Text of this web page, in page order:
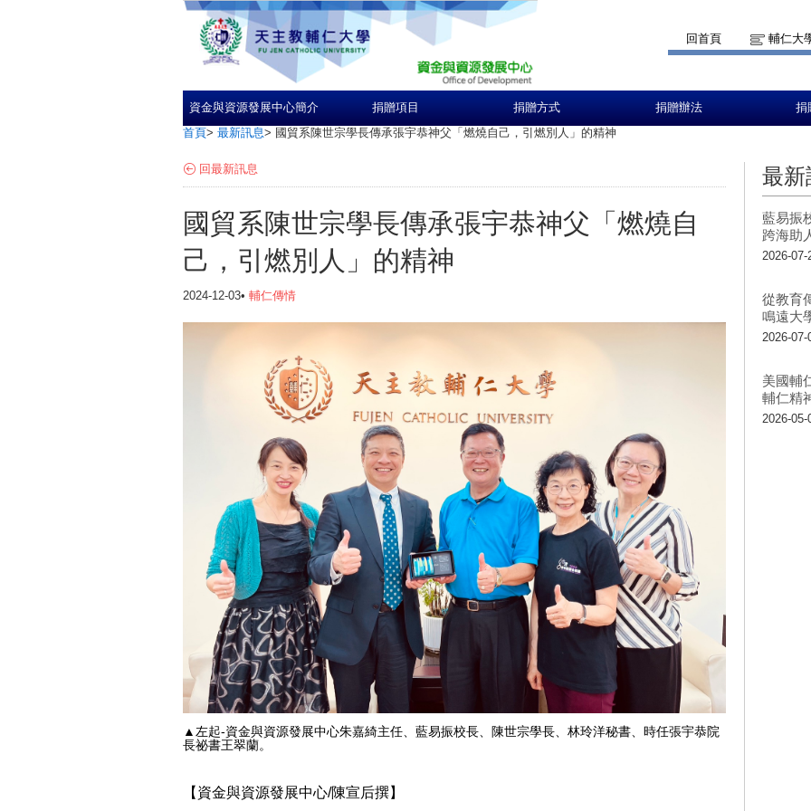
回首頁 輔仁大
資金與資源發展中心簡介 捐贈項目 捐贈方式 捐贈辦法 捐
首頁> 最新訊息> 國貿系陳世宗學長傳承張宇恭神父「燃燒自己，引燃別人」的精神
回最新訊息
國貿系陳世宗學長傳承張宇恭神父「燃燒自
己，引燃別人」的精神
2024-12-03• 輔仁傳情
▲左起-資金與資源發展中心朱嘉綺主任、藍易振校長、陳世宗學長、林玲洋秘書、時任張宇恭院
長祕書王翠蘭。
【資金與資源發展中心/陳宣后撰】
最新
藍易振
跨海助
2026-07-
從教育
鳴遠大
2026-07-
美國輔
輔仁精
2026-05-